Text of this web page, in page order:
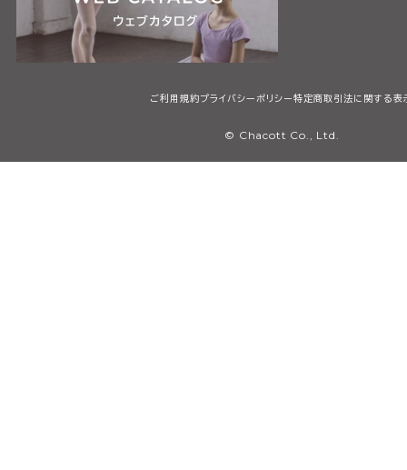
ご利用規約プライバシーポリシー特定商取引法に関する表
© Chacott Co., Ltd.